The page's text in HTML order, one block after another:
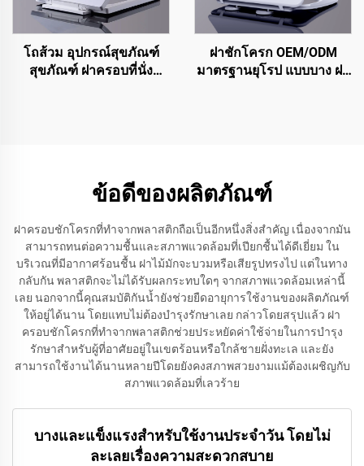
โถส้วม อุปกรณ์สุขภัณฑ์
สุขภัณฑ์ ฝาครอบที่นั่ง
ฝาชักโครก OEM/ODM
มาตรฐานยุโรป แบบบาง ฝา
ข้อดีของผลิตภัณฑ์
ฝาครอบชักโครกที่ทำจากพลาสติกถือเป็นอีกหนึ่งสิ่งสำคัญ เนื่องจากมัน
สามารถทนต่อความชื้นและสภาพแวดล้อมที่เปียกชื้นได้ดีเยี่ยม ใน
บริเวณที่มีอากาศร้อนชื้น ฝาไม้มักจะบวมหรือเสียรูปทรงไป แต่ในทาง
กลับกัน พลาสติกจะไม่ได้รับผลกระทบใดๆ จากสภาพแวดล้อมเหล่านี้
เลย นอกจากนี้คุณสมบัติกันน้ำยังช่วยยืดอายุการใช้งานของผลิตภัณฑ์
ให้อยู่ได้นาน โดยแทบไม่ต้องบำรุงรักษาเลย กล่าวโดยสรุปแล้ว ฝา
ครอบชักโครกที่ทำจากพลาสติกช่วยประหยัดค่าใช้จ่ายในการบำรุง
รักษาสำหรับผู้ที่อาศัยอยู่ในเขตร้อนหรือใกล้ชายฝั่งทะเล และยัง
สามารถใช้งานได้นานหลายปีโดยยังคงสภาพสวยงามแม้ต้องเผชิญกับ
สภาพแวดล้อมที่เลวร้าย
บางและแข็งแรงสำหรับใช้งานประจำวัน โดยไม่
ละเลยเรื่องความสะดวกสบาย